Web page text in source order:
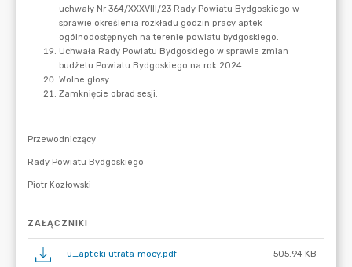
ZAŁĄCZNIKI
u_apteki utrata mocy.pdf 505.94 KB